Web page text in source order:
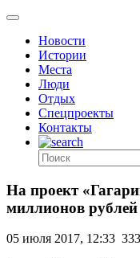
Новости
Истории
Места
Люди
Отдых
Спецпроекты
Контакты
На проект
миллионов рублей
05 июля 2017, 12:33 333